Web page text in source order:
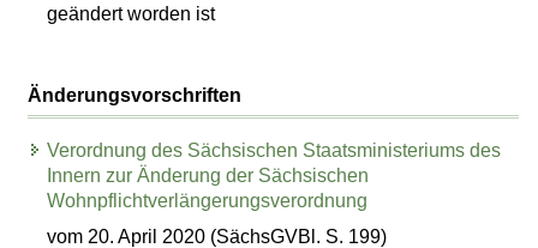
geändert worden ist
Änderungsvorschriften
Verordnung des Sächsischen Staatsministeriums des
Innern zur Änderung der Sächsischen
Wohnpflichtverlängerungsverordnung
vom 20. April 2020 (SächsGVBl. S. 199)